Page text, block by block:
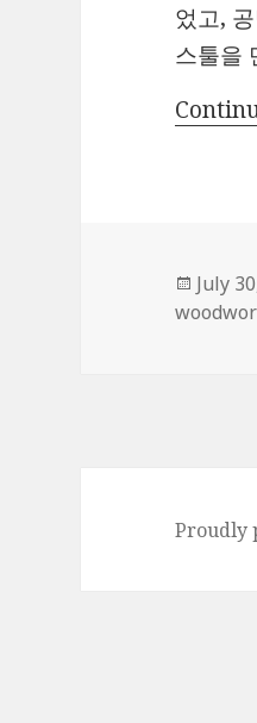
었고,
스툴을
Posted
on
July
Proudly